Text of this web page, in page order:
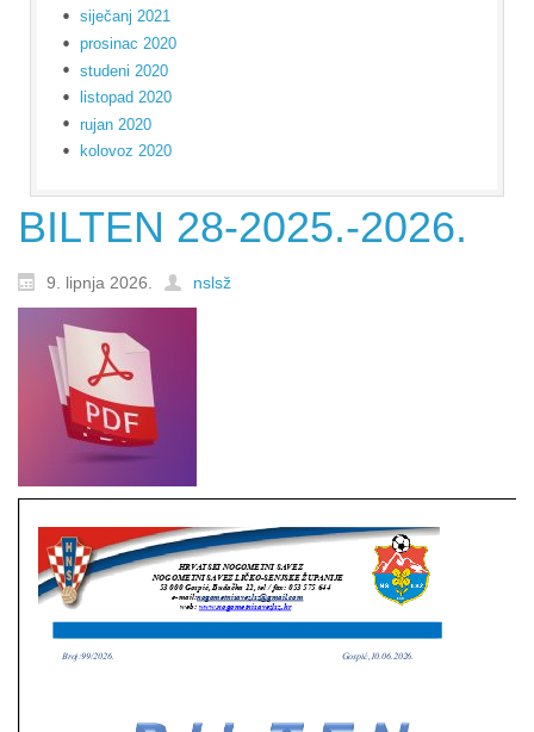
siječanj 2021
prosinac 2020
studeni 2020
listopad 2020
rujan 2020
kolovoz 2020
BILTEN 28-2025.-2026.
9. lipnja 2026. nslsž